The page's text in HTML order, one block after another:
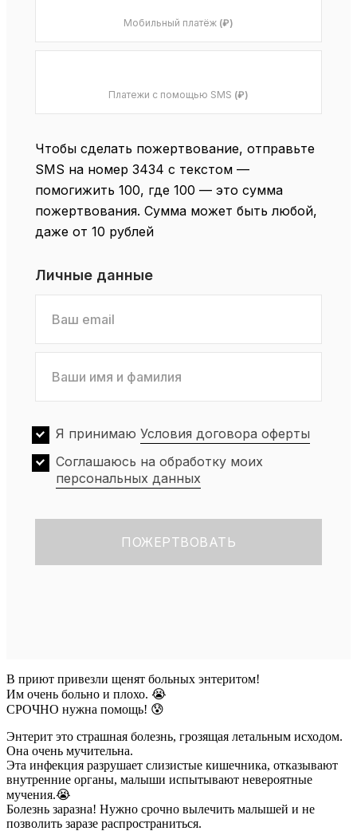
Мобильный платёж (₽)
Платежи с помощью SMS (₽)
Чтобы сделать пожертвование, отправьте
SMS на номер 3434 с текстом —
помогижить 100, где 100 — это сумма
пожертвования. Сумма может быть любой,
даже от 10 рублей
Личные данные
Я принимаю Условия договора оферты
Соглашаюсь на обработку моих
персональных данных
В приют привезли щенят больных энтеритом!
Им очень больно и плохо. 😭
СРОЧНО нужна помощь! 😰
Энтерит это страшная болезнь, грозящая летальным исходом.
Она очень мучительна.
Эта инфекция разрушает слизистые кишечника, отказывают
внутренние органы, малыши испытывают невероятные
мучения.😭
Болезнь заразна! Нужно срочно вылечить малышей и не
позволить заразе распространиться.